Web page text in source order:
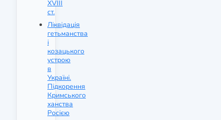
XVIII
ст.
Ліквідація
гетьманства
і
козацького
устрою
в
Україні.
Підкорення
Кримського
ханства
Росією